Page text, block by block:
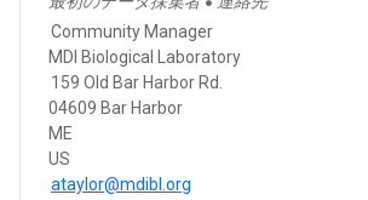
Community Manager
MDI Biological Laboratory
159 Old Bar Harbor Rd.
04609 Bar Harbor
ME
US
ataylor@mdibl.org